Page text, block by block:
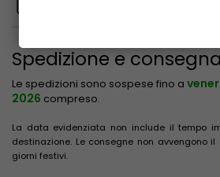
Spedizione e consegna
Le spedizioni sono sospese fino a
2026 compreso.
La data evidenziata non include il tempo
destinazione. Le consegne non avvengono
giorni festivi.